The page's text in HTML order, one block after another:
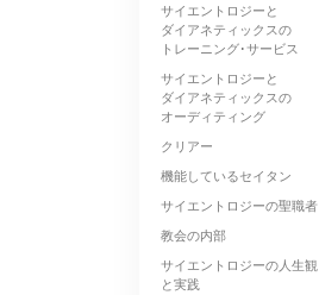
サイエントロジーと
ダイアネティックスの
トレーニング･サービス
サイエントロジーと
ダイアネティックスの
オーディティング
クリアー
機能しているセイタン
サイエントロジーの聖職者
教会の内部
サイエントロジーの人生観
と実践